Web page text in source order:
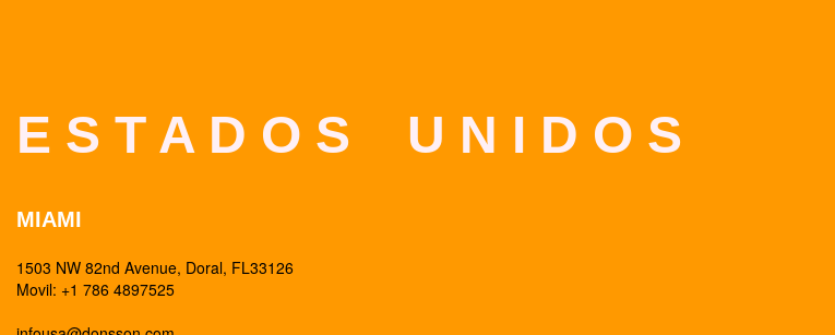
E S T A D O S U N I D O S
MIAMI
1503 NW 82nd Avenue, Doral, FL33126
Movil: +1 786 4897525